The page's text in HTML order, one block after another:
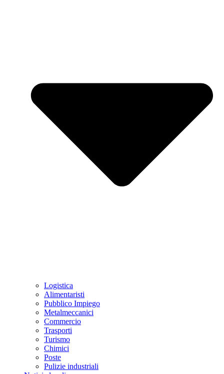
Logistica
Alimentaristi
Pubblico Impiego
Metalmeccanici
Commercio
Trasporti
Turismo
Chimici
Poste
Pulizie industriali